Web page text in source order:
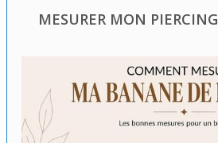
MESURER MON PIERCING